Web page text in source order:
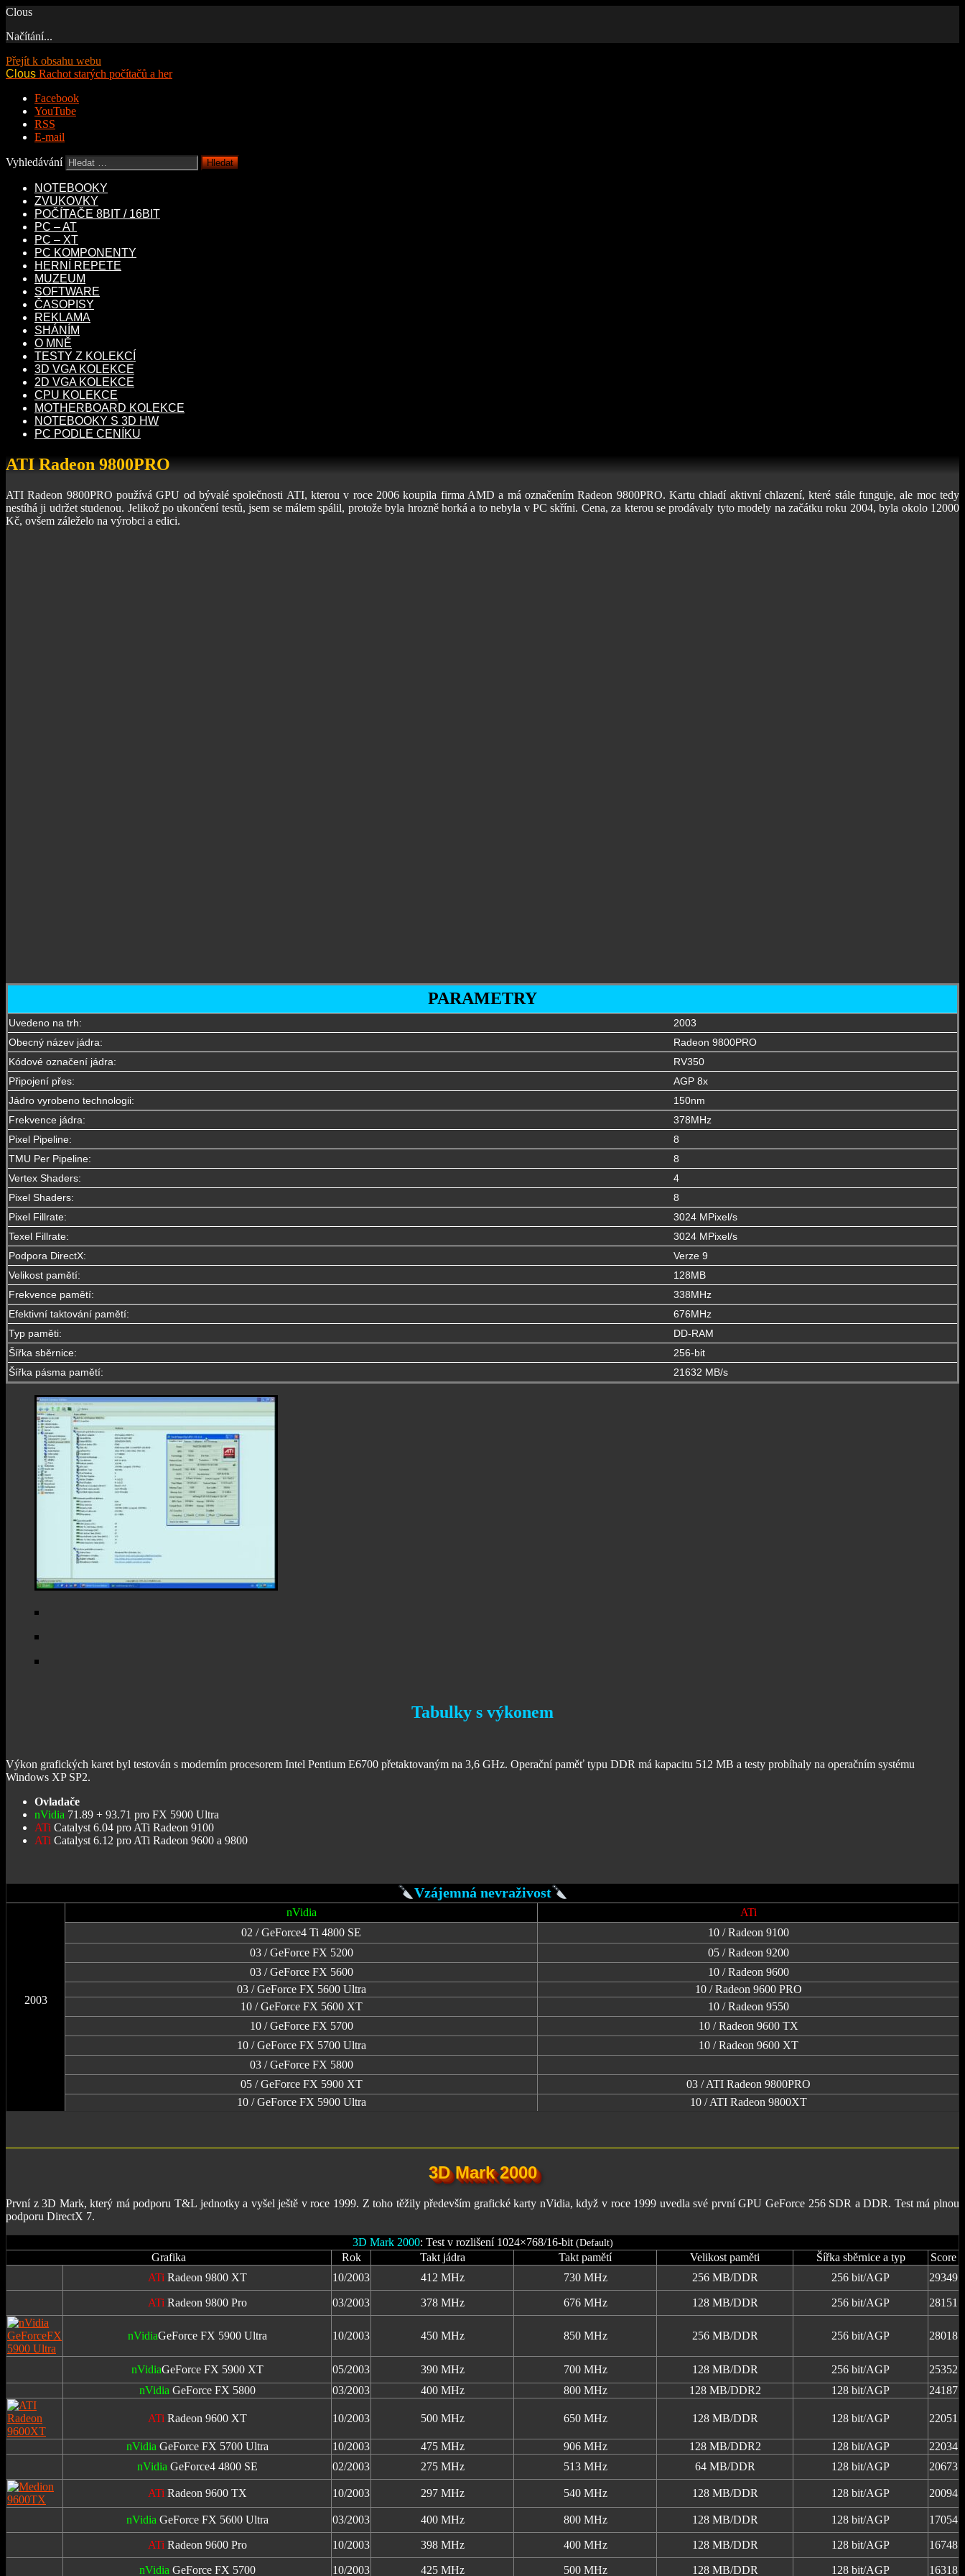
Clous
Načítání...
Přejít k obsahu webu
Clous Rachot starých počítačů a her
Facebook
YouTube
RSS
E-mail
Vyhledávání
NOTEBOOKY
ZVUKOVKY
POČÍTAČE 8BIT / 16BIT
PC – AT
PC – XT
PC KOMPONENTY
HERNÍ REPETE
MUZEUM
SOFTWARE
ČASOPISY
REKLAMA
SHÁNÍM
O MNĚ
TESTY Z KOLEKCÍ
3D VGA KOLEKCE
2D VGA KOLEKCE
CPU KOLEKCE
MOTHERBOARD KOLEKCE
NOTEBOOKY S 3D HW
PC PODLE CENÍKU
ATI Radeon 9800PRO
ATI Radeon 9800PRO používá GPU od bývalé společnosti ATI, kterou v roce 2006 koupila firma AMD a má označením Radeon 9800PRO. Kartu chladí aktivní chlazení, které stále funguje, ale moc tedy
nestíhá ji udržet studenou. Jelikož po ukončení testů, jsem se málem spálil, protože byla hrozně horká a to nebyla v PC skříni. Cena, za kterou se prodávaly tyto modely na začátku roku 2004, byla okolo 12000
Kč, ovšem záleželo na výrobci a edici.
PARAMETRY
Uvedeno na trh:
2003
Obecný název jádra:
Radeon 9800PRO
Kódové označení jádra:
RV350
Připojení přes:
AGP 8x
Jádro vyrobeno technologii:
150nm
Frekvence jádra:
378MHz
Pixel Pipeline:
8
TMU Per Pipeline:
8
Vertex Shaders:
4
Pixel Shaders:
8
Pixel Fillrate:
3024 MPixel/s
Texel Fillrate:
3024 MPixel/s
Podpora DirectX:
Verze 9
Velikost pamětí:
128MB
Frekvence pamětí:
338MHz
Efektivní taktování pamětí:
676MHz
Typ paměti:
DD-RAM
Šířka sběrnice:
256-bit
Šířka pásma pamětí:
21632 MB/s
Tabulky s výkonem
Výkon grafických karet byl testován s moderním procesorem Intel Pentium E6700 přetaktovaným na 3,6 GHz. Operační paměť typu DDR má kapacitu 512 MB a testy probíhaly na operačním systému
Windows XP SP2.
Ovladače
nVidia 71.89 + 93.71 pro FX 5900 Ultra
ATi Catalyst 6.04 pro ATi Radeon 9100
ATi Catalyst 6.12 pro ATi Radeon 9600 a 9800
Vzájemná nevraživost
2003
nVidia
ATi
02 / GeForce4 Ti 4800 SE
10 / Radeon 9100
03 / GeForce FX 5200
05 / Radeon 9200
03 / GeForce FX 5600
10 / Radeon 9600
03 / GeForce FX 5600 Ultra
10 / Radeon 9600 PRO
10 / GeForce FX 5600 XT
10 / Radeon 9550
10 / GeForce FX 5700
10 / Radeon 9600 TX
10 / GeForce FX 5700 Ultra
10 / Radeon 9600 XT
03 / GeForce FX 5800
05 / GeForce FX 5900 XT
03 / ATI Radeon 9800PRO
10 / GeForce FX 5900 Ultra
10 / ATI Radeon 9800XT
3D Mark 2000
První z 3D Mark, který má podporu T&L jednotky a vyšel ještě v roce 1999. Z toho těžily především grafické karty nVidia, když v roce 1999 uvedla své první GPU GeForce 256 SDR a DDR. Test má plnou
podporu DirectX 7.
3D Mark 2000: Test v rozlišení 1024×768/16-bit (Default)
Grafika Rok Takt jádra Takt pamětí Velikost paměti Šířka sběrnice a typ
Score
ATi Radeon 9800 XT 10/2003 412 MHz 730 MHz 256 MB/DDR 256 bit/AGP 29349
ATi Radeon 9800 Pro 03/2003 378 MHz 676 MHz 128 MB/DDR 256 bit/AGP 28151
nVidiaGeForce FX 5900 Ultra 10/2003 450 MHz 850 MHz 256 MB/DDR 256 bit/AGP 28018
nVidiaGeForce FX 5900 XT 05/2003 390 MHz 700 MHz 128 MB/DDR 256 bit/AGP
25352
nVidia GeForce FX 5800 03/2003 400 MHz 800 MHz 128 MB/DDR2 128 bit/AGP 24187
ATi Radeon 9600 XT 10/2003 500 MHz 650 MHz 128 MB/DDR 128 bit/AGP 22051
nVidia GeForce FX 5700 Ultra 10/2003 475 MHz 906 MHz 128 MB/DDR2 128 bit/AGP
22034
nVidia GeForce4 4800 SE 02/2003 275 MHz 513 MHz 64 MB/DDR 128 bit/AGP 20673
ATi Radeon 9600 TX 10/2003 297 MHz 540 MHz 128 MB/DDR 128 bit/AGP 20094
nVidia GeForce FX 5600 Ultra 03/2003 400 MHz 800 MHz 128 MB/DDR 128 bit/AGP 17054
ATi Radeon 9600 Pro 10/2003 398 MHz 400 MHz 128 MB/DDR 128 bit/AGP 16748
nVidia GeForce FX 5700 10/2003 425 MHz 500 MHz 128 MB/DDR 128 bit/AGP 16318